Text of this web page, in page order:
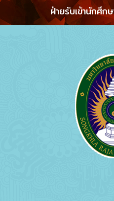
ฝ่ายรับเข้านักศึก